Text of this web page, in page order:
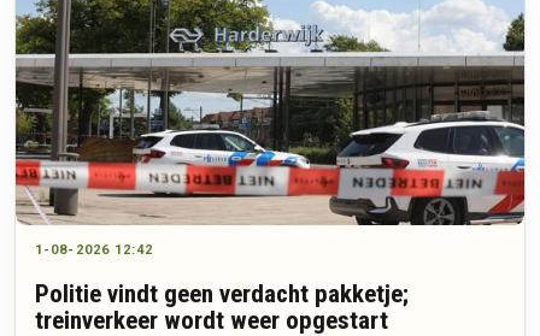
1-08-2026 12:42
Politie vindt geen verdacht pakketje;
treinverkeer wordt weer opgestart